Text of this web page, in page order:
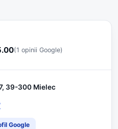
(1 opinii Google)
39-300 Mielec
Google